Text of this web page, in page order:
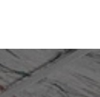
Dakisolatie
Gevelisolatie
E-mail